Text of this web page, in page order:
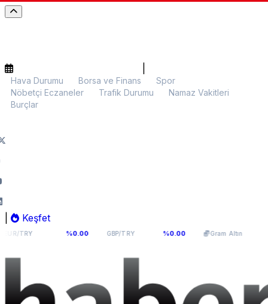
Hava Durumu Borsa ve Finans
Spor
Nöbetçi Eczaneler
Trafik Durumu
Namaz Vakitleri
Burçlar
Keşfet
%0.00 GBP/TRY 64,131 %0.00 Gram Altın6.099,28 %0.00